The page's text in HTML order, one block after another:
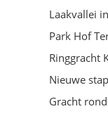
Laakvallei
Park Hof
Ringgracht
Nieuwe
Gracht